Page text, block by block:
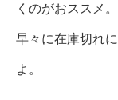
くのがおススメ。
早々に在庫切れ
よ。